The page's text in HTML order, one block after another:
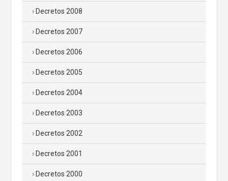
Decretos 2008
Decretos 2007
Decretos 2006
Decretos 2005
Decretos 2004
Decretos 2003
Decretos 2002
Decretos 2001
Decretos 2000